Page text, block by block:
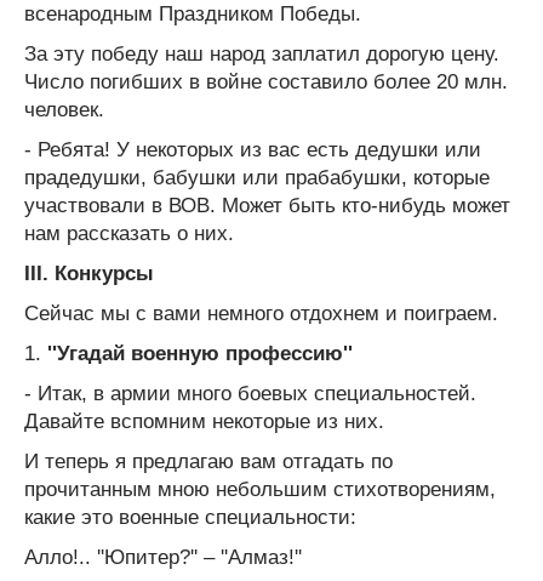
всенародным Праздником Победы.
За эту победу наш народ заплатил дорогую цену.
Число погибших в войне составило более 20 млн.
человек.
- Ребята! У некоторых из вас есть дедушки или
прадедушки, бабушки или прабабушки, которые
участвовали в ВОВ. Может быть кто-нибудь может
нам рассказать о них.
III. Конкурсы
Сейчас мы с вами немного отдохнем и поиграем.
1. ''Угадай военную профессию''
- Итак, в армии много боевых специальностей.
Давайте вспомним некоторые из них.
И теперь я предлагаю вам отгадать по
прочитанным мною небольшим стихотворениям,
какие это военные специальности:
Алло!.. ''Юпитер?'' – ''Алмаз!''